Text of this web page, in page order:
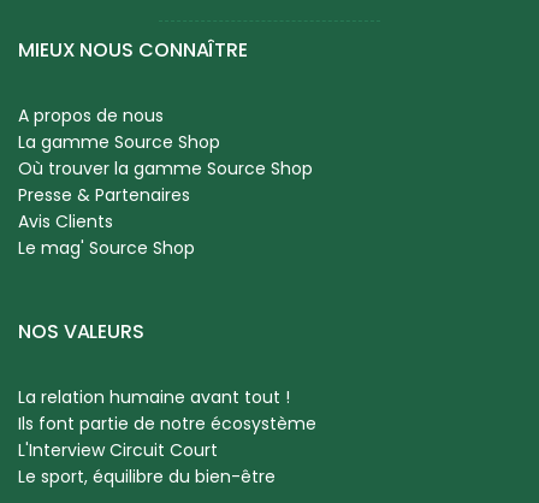
MIEUX NOUS CONNAÎTRE
A propos de nous
La gamme Source Shop
Où trouver la gamme Source Shop
Presse & Partenaires
Avis Clients
Le mag' Source Shop
NOS VALEURS
La relation humaine avant tout !
Ils font partie de notre écosystème
L'Interview Circuit Court
Le sport, équilibre du bien-être